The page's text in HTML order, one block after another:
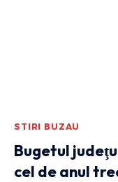
STIRI BUZAU
Bugetul
cel de anul